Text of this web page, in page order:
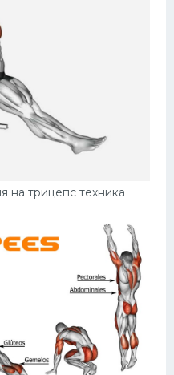
на трицепс техника